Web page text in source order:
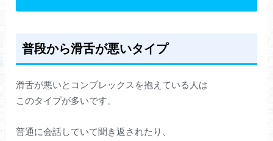
普段から滑舌が悪いタイプ
滑舌が悪いとコンプレックスを抱えている人は
このタイプが多いです。
普通に会話していて聞き返されたり、